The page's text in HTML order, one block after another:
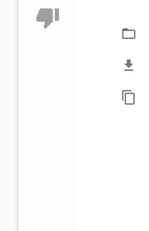
thumb_down
folder_open
file_download
content_copy